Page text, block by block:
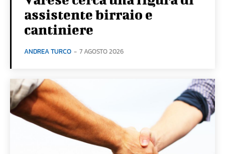
assistente birraio e
cantiniere
ANDREA TURCO - 7 AGOSTO 2026